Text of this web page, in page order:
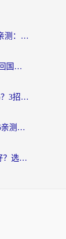
Mac翻墙回国免费？2026海外华人亲测：从CCTV5直播到国内APP，这样选加速器才靠谱
Proton VPN中国能用吗？海外党选回国加速器的避坑指南（附番茄加速器实测）
海外党必看：斧牛和Fly2CN好用吗？3招教你选对回国加速器（附免费试用攻略）
斧牛和OurPlay哪个好？海外党2026亲测：选对加速器，国内资源秒加载
海外党纠结Quickback和Kuyo哪个好？选对回国加速器才能无缝刷国内资源